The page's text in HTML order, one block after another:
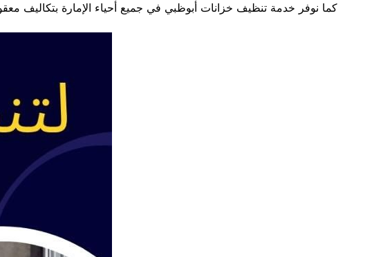
كما نوفر خدمة تنظيف خزانات أبوظبي في جميع أحياء الإمارة بتكاليف